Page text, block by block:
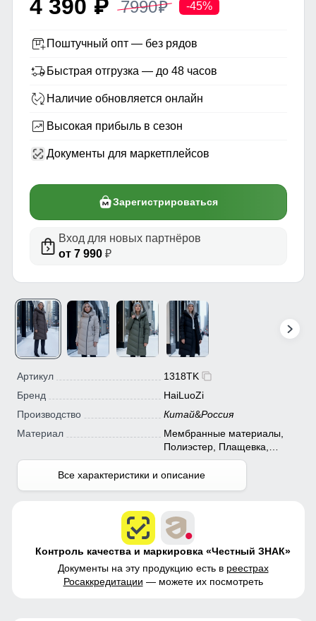
4 390 p 7990p -45%
Поштучный опт — без рядов
Быстрая отгрузка — до 48 часов
Наличие обновляется онлайн
Высокая прибыль в сезон
Документы для маркетплейсов
Зарегистрироваться
Вход для новых партнёров
от 7 990₽
Артикул
1318TK
Бренд
HaiLuoZi
Производство
Китай&Россия
Материал
Мембранные материалы,
Полиэстер, Плащевка,
Болонь, Экологичные
материалы
Все характеристики и описание
Контроль качества и маркировка «Честный ЗНАК»
Документы на эту продукцию есть в реестрах
Росаккредитации — можете их посмотреть